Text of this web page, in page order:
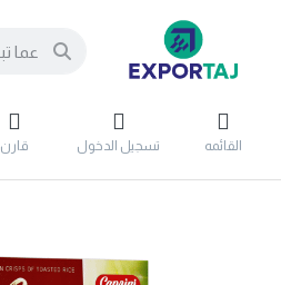
القائمه تسجيل الدخول قارن